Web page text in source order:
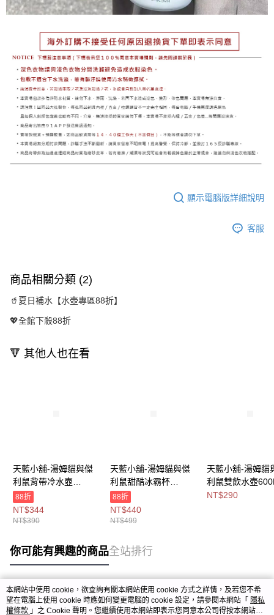
顯示電腦版詳細說明
客服
商品相關分類 (2)
🥤夏日補水【水壺專區88折】
💖全館下殺88折
🔻 其他人也在看
天藍小舖-湯姆貓與傑
利鼠背帶冷水壺
580ML-共2
色-$390【A11115740
】
88折
NT$344
NT$390
天藍小舖-湯姆貓與傑
利鼠甜酷冰霸杯
750ML-共2
色-$499【A11115728
】
88折
NT$440
NT$499
天藍小舖-湯姆貓
利鼠雙飲水壺
共2
NT$290
你可能有興趣的商品全站排行
熱門標籤
本網站中使用 cookie，欲查詢有關本網站使用 cookie 方式之詳情，及若您不希
望在電腦上使用 cookie 時應如何變更電腦的 cookie 設定，請參閱本網站「 隱私
權條款 」之 Cookie 聲明。您繼續使用本網站即表示您同意本公司得按本網站使